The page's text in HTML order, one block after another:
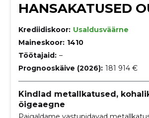
HANSAKATUSED
Krediidiskoor: Usaldusväärne
Maineskoor: 1410
Töötajaid: –
Prognooskäive (2026): 181 914 €
Kindlad metallkatused,
õigeaegne